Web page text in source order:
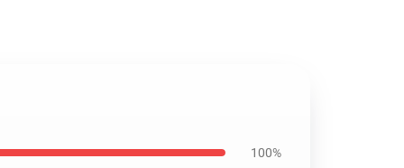
100%